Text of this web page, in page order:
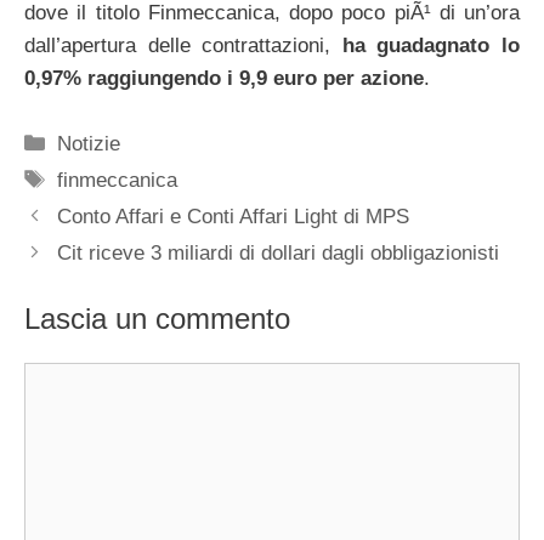
dove il titolo Finmeccanica, dopo poco piÃ¹ di un’ora
dall’apertura delle contrattazioni, ha guadagnato lo
0,97% raggiungendo i 9,9 euro per azione.
Categorie
Notizie
Tag
finmeccanica
Conto Affari e Conti Affari Light di MPS
Cit riceve 3 miliardi di dollari dagli obbligazionisti
Lascia un commento